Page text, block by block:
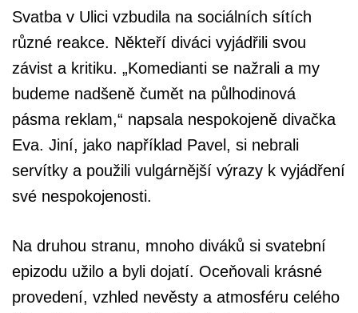
Svatba v Ulici vzbudila na sociálních sítích
různé reakce. Někteří diváci vyjádřili svou
závist a kritiku. „Komedianti se nažrali a my
budeme nadšeně čumět na půlhodinová
pásma reklam,“ napsala nespokojeně divačka
Eva. Jiní, jako například Pavel, si nebrali
servítky a použili vulgárnější výrazy k vyjádření
své nespokojenosti.
Na druhou stranu, mnoho diváků si svatební
epizodu užilo a byli dojatí. Oceňovali krásné
provedení, vzhled nevěsty a atmosféru celého